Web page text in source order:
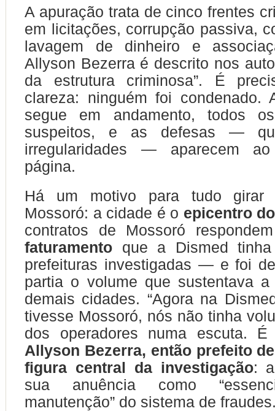
A apuração trata de cinco frentes
em licitações, corrupção passiva,
lavagem de dinheiro e
Allyson Bezerra é descrito nos
da estrutura criminosa”. É
clareza: ninguém foi condenado.
segue em andamento, todos
suspeitos, e as defesas —
irregularidades — aparecem
página.
Há um motivo para tudo girar
Mossoró: a cidade é o epicentro
contratos de Mossoró
faturamento que a Dismed
prefeituras investigadas — e foi
partia o volume que sustentava a
demais cidades. “Agora na
tivesse Mossoró, nós não tinha
dos operadores numa escuta.
Allyson Bezerra, então prefeito
figura central da investigação:
sua anuência como
manutenção” do sistema de